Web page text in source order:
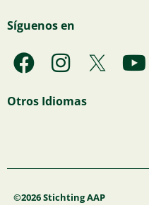
Síguenos en
F
a
c
o
I
n
s
g
Y
o
b
Otros Idiomas
©2026 Stichting AAP